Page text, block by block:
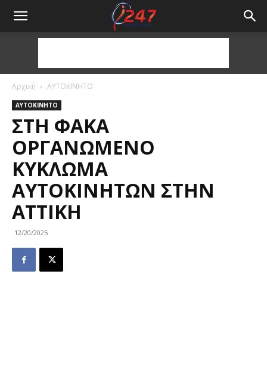
Αρχική ΑΥΤΟΚΙΝΗΤΟ
ΑΥΤΟΚΙΝΗΤΟ
ΣΤΗ ΦΆΚΑ
ΟΡΓΑΝΩΜΈΝΟ
ΚΎΚΛΩΜΑ
ΑΥΤΟΚΙΝΉΤΩΝ ΣΤΗΝ
ΑΤΤΙΚΉ
12/20/2025